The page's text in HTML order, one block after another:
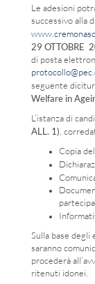
Le adesioni
successivo alla
29 OTTOBRE
di posta
seguente
Welfare in
L’istanza di
ALL. 1) ,
Copia
Sulla base degli
saranno
procederà
ritenuti idonei.